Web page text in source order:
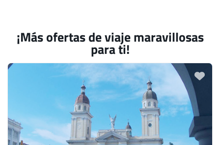
¡Más ofertas de viaje maravillosas
para ti!